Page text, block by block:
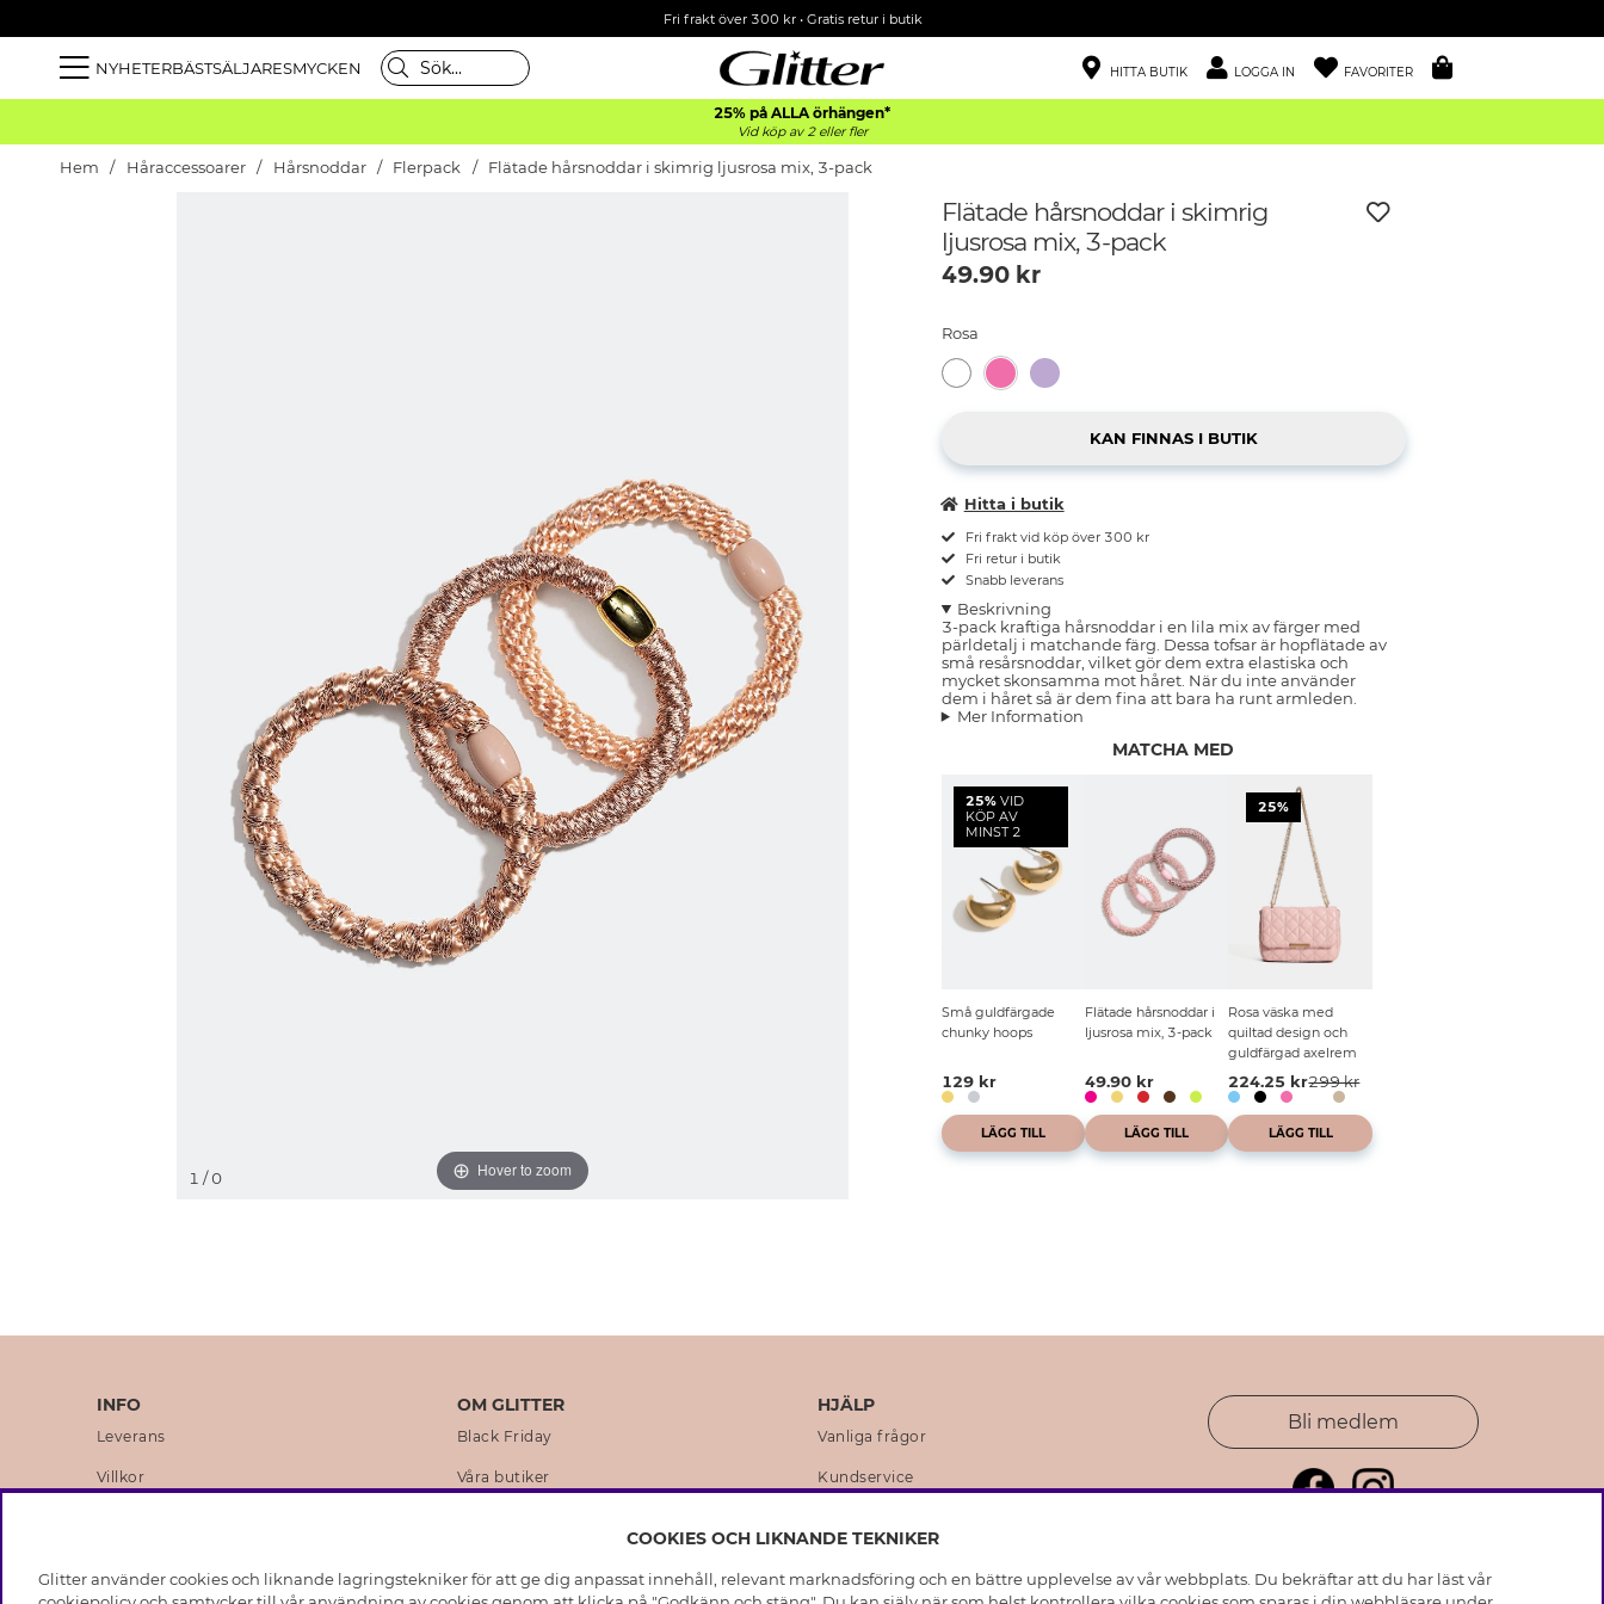
Fri frakt över 300 kr• Gratis retur i butik
NYHETERBÄSTSÄLJARESMYCKEN HITTA BUTIK LOGGA IN FAVORITER
25% på ALLA örhängen*
Vid köp av 2 eller fler
Hem Håraccessoarer Hårsnoddar Flerpack Flätade hårsnoddar i skimrig ljusrosa mix, 3-pack
Hover to zoom
1 / 0
Flätade hårsnoddar i skimrig
ljusrosa mix, 3-pack
49.90kr
Rosa
Hitta i butik
Fri frakt vid köp över 300 kr
Fri retur i butik
Snabb leverans
Beskrivning
3-pack kraftiga hårsnoddar i en lila mix av färger med
pärldetalj i matchande färg. Dessa tofsar är hopflätade av
små resårsnoddar, vilket gör dem extra elastiska och
mycket skonsamma mot håret. När du inte använder
dem i håret så är dem fina att bara ha runt armleden.
Mer Information
MATCHA MED
25%VID
KÖP AV
MINST 2
Små guldfärgade
chunky hoops
129 kr
LÄGG TILL
Flätade hårsnoddar i
ljusrosa mix, 3-pack
49.90 kr
LÄGG TILL
25%
Rosa väska med
quiltad design och
guldfärgad axelrem
224.25 kr299 kr
LÄGG TILL
INFO
Leverans
Villkor
Medlemsvillkor
OM GLITTER
Black Friday
Våra butiker
Hållbarhet
HJÄLP
Vanliga frågor
Kundservice
Skötselråd skinnhandskar
Bli medlem
COOKIES OCH LIKNANDE TEKNIKER
Glitter använder cookies och liknande lagringstekniker för att ge dig anpassat innehåll, relevant marknadsföring och en bättre upplevelse av vår webbplats. Du bekräftar att du har läst vår